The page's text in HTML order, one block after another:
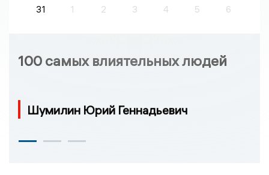
31
1 2 3 4 5 6
100 самых влиятельных людей
Шумилин Юрий Геннадьевич